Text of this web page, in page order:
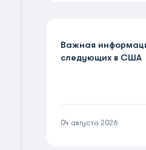
Важная
следующих в США
04 августа 2026